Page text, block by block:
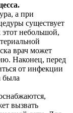
а при
существует
небольшой,
врач может
Наконец, перед
от инфекции
была
вызвать